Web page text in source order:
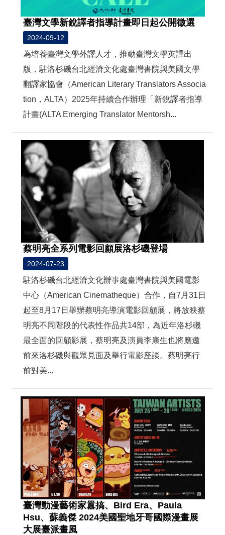
臺灣文學新銳譯者指導計畫即日起公開徵選
2024-09-12
為培養臺灣文學外譯人才，推動臺灣文學英譯出
版，駐洛杉磯台北經濟文化處臺灣書院與美國文學
翻譯家協會（American Literary Translators Associa
tion，ALTA）2025年持續合作辦理「新銳譯者指導
計畫(ALTA Emerging Translator Mentorsh...
蔡明亮全系列電影回顧展洛杉磯登場
2024-07-23
駐洛杉磯台北經濟文化辦事處臺灣書院與美國電影
中心（American Cinematheque）合作，自7月31日
起至8月17日舉辦蔡明亮導演電影回顧展，將放映蔡
明亮不同階段的代表性作品共14部，為近年洛杉磯
最全面的回顧影展，蔡明亮及演員李康生也將應邀
前來洛杉磯與觀眾見面及舉行電影座談。蔡明亮行
前對美...
臺灣動漫藝術家囂搞、Bird Era、Paula
Hsu、蘇義傑 2024美國聖地牙哥國際漫畫展
大展臺派畫風